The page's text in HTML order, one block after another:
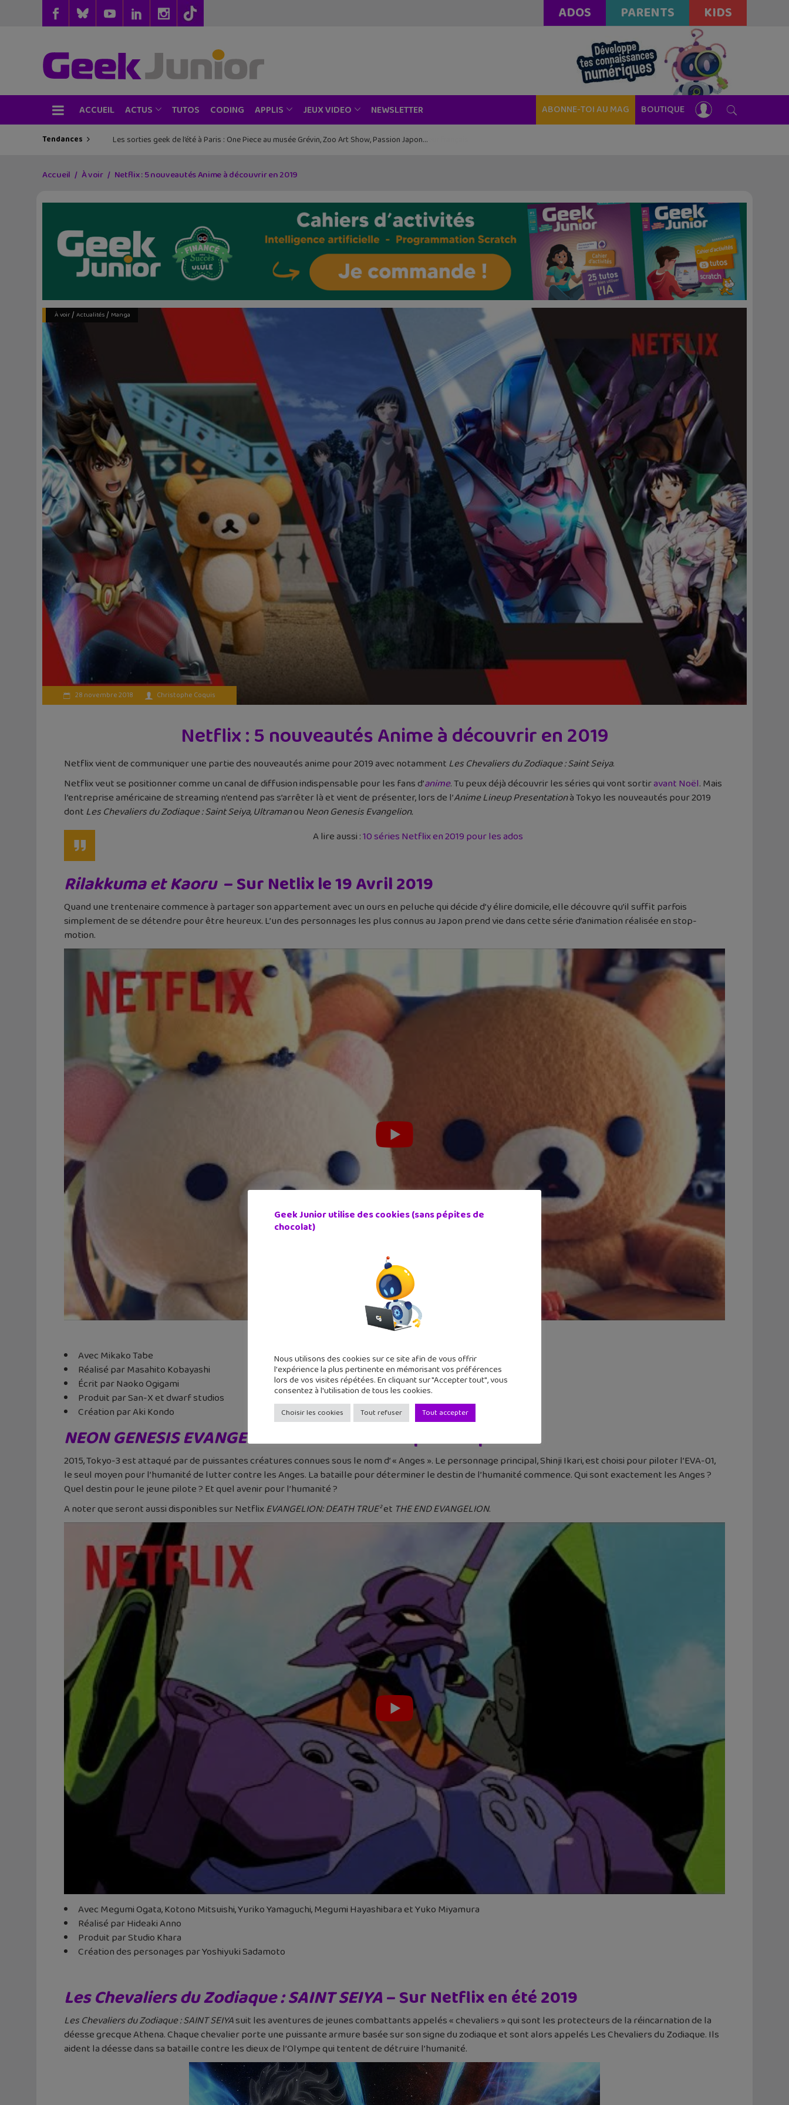
ADOS PARENTS KIDS
ACCUEIL ACTUS TUTOS CODING APPLIS JEUX VIDEO NEWSLETTER ABONNE-TOI AU MAG BOUTIQUE
Tendances Les sorties geek de l’été à Paris : One Piece au musée Grévin, Zoo Art Show, Passion Japon…
Accueil À voir Netflix : 5 nouveautés Anime à découvrir en 2019
À voir/ Actualités/ Manga
28 novembre 2018 Christophe Coquis
Netflix : 5 nouveautés Anime à découvrir en 2019
Netflix vient de communiquer une partie des nouveautés anime pour 2019 avec notamment Les Chevaliers du Zodiaque : Saint Seiya.
Netflix veut se positionner comme un canal de diffusion indispensable pour les fans d’anime. Tu peux déjà découvrir les séries qui vont sortiravant Noël. Mais
l’entreprise américaine de streaming n’entend pas s’arrêter là et vient de présenter, lors de l’Anime Lineup Presentationà Tokyo les nouveautés pour 2019
dont Les Chevaliers du Zodiaque : Saint Seiya, UltramanouNeon Genesis Evangelion.
A lire aussi :10 séries Netflix en 2019 pour les ados
Rilakkuma et Kaoru– Sur Netlix le 19 Avril 2019
Quand une trentenaire commence à partager son appartement avec un ours en peluche qui décide d’y élire domicile, elle découvre qu’il suffit parfois
simplement de se détendre pour être heureux. L’un des personnages les plus connus au Japon prend vie dans cette série d’animation réalisée en stop-
motion.
Avec Mikako Tabe
Réalisé par Masahito Kobayashi
Écrit par Naoko Ogigami
Produit par San-X et dwarf studios
Création par Aki Kondo
NEON GENESIS EVANGELION– Sur Netflix au printemps 2019
2015, Tokyo-3 est attaqué par de puissantes créatures connues sous le nom d’ « Anges ». Le personnage principal, Shinji Ikari, est choisi pour piloter l’EVA-01,
le seul moyen pour l’humanité de lutter contre les Anges. La bataille pour déterminer le destin de l’humanité commence. Qui sont exactement les Anges ?
Quel destin pour le jeune pilote ? Et quel avenir pour l’humanité ?
A noter que seront aussi disponibles sur NetflixEVANGELION: DEATH TRUE²et THE END EVANGELION.
Avec Megumi Ogata, Kotono Mitsuishi, Yuriko Yamaguchi, Megumi Hayashibara et Yuko Miyamura
Réalisé par Hideaki Anno
Produit par Studio Khara
Création des personages par Yoshiyuki Sadamoto
Les Chevaliers du Zodiaque : SAINT SEIYA– Sur Netflix en été 2019
Les Chevaliers du Zodiaque : SAINT SEIYAsuit les aventures de jeunes combattants appelés « chevaliers » qui sont les protecteurs de la réincarnation de la
déesse grecque Athena. Chaque chevalier porte une puissante armure basée sur son signe du zodiaque et sont alors appelés Les Chevaliers du Zodiaque. Ils
aident la déesse dans sa bataille contre les dieux de l’Olympe qui tentent de détruire l’humanité.
Geek Junior utilise des cookies (sans pépites de
chocolat)
Nous utilisons des cookies sur ce site afin de vous offrir
l'expérience la plus pertinente en mémorisant vos préférences
lors de vos visites répétées. En cliquant sur "Accepter tout", vous
consentez à l'utilisation de tous les cookies.
Choisir les cookies Tout refuser Tout accepter